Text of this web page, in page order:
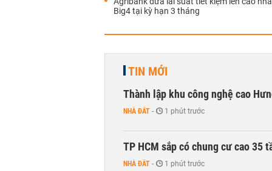
Big4 tại kỳ hạn 3 tháng
TIN MỚI
Thành lập khu công nghệ cao
NHÀ ĐẤT - 1 phút trước
TP HCM sắp có chung cư cao 35
NHÀ ĐẤT - 1 phút trước